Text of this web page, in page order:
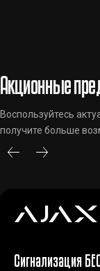
Акционные
Воспользуйтесь
получите больше
Сигнализация